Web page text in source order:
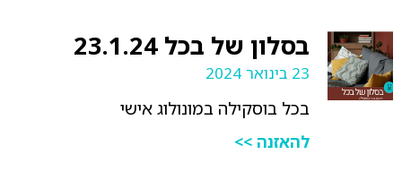
בסלון של בכל 23.1.24
23 בינואר 2024
בכל בוסקילה במונולוג אישי
להאזנה >>